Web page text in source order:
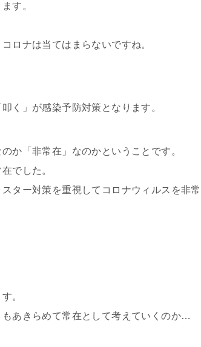
す。
ロナは当てはまらないですね。
く」が感染予防対策となります。
か「非常在」なのかということです。
でした。
ター対策を重視してコロナウィルスを非常
。
あきらめて常在として考えていくのか…